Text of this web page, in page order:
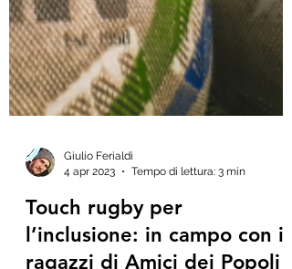
Giulio Ferialdi
4 apr 2023
Tempo di lettura: 3 min